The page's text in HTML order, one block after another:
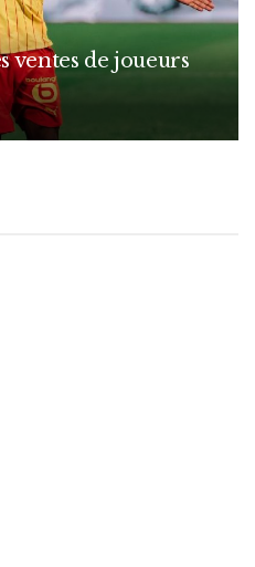
ventes de joueurs